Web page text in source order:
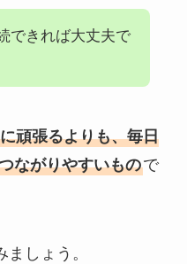
できれば大丈夫で
頑張るよりも、毎日
ながりやすいもので
しょう。